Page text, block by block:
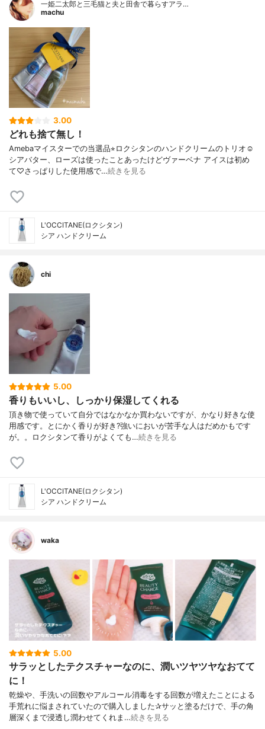
一姫二太郎と三毛猫と夫と田舎で暮らすアラ…
machu
3.00
どれも捨て無し！
Amebaマイスターでの当選品⭐︎ロクシタンのハンドクリームのトリオ☺︎
シアバター、ローズは使ったことあったけどヴァーベナ アイスは初め
て♡さっぱりした使用感で…続きを見る
L'OCCITANE(ロクシタン)
シア ハンドクリーム
chi
5.00
香りもいいし、しっかり保湿してくれる
頂き物で使っていて自分ではなかなか買わないですが、かなり好きな使
用感です。とにかく香りが好き?強いにおいが苦手な人はだめかもです
が。。ロクシタンて香りがよくても…続きを見る
L'OCCITANE(ロクシタン)
シア ハンドクリーム
waka
5.00
サラッとしたテクスチャーなのに、潤いツヤツヤなおてて
に！
乾燥や、手洗いの回数やアルコール消毒をする回数が増えたことによる
手荒れに悩まされていたので購入しました✰︎サッと塗るだけで、手の角
層深くまで浸透し潤わせてくれま…続きを見る